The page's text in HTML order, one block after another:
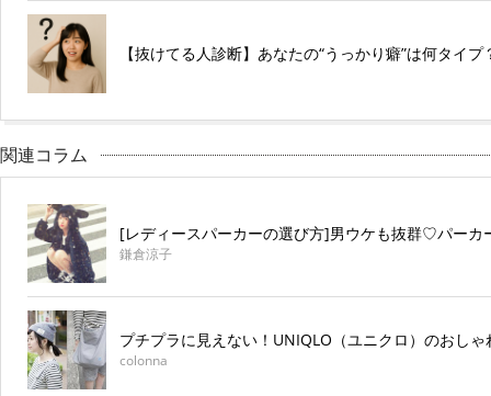
【抜けてる人診断】あなたの“うっかり癖”は何タイ
関連コラム
[レディースパーカーの選び方]男ウケも抜群♡パーカ
鎌倉涼子
プチプラに見えない！UNIQLO（ユニクロ）のおし
colonna